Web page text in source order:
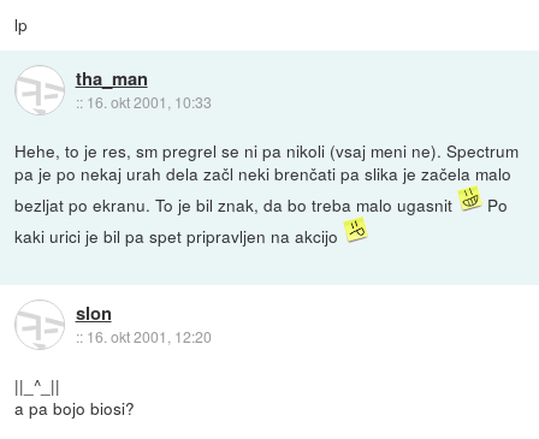
lp
tha_man
:: 16. okt 2001, 10:33
Hehe, to je res, sm pregrel se ni pa nikoli (vsaj meni ne). Spectrum
pa je po nekaj urah dela začl neki brenčati pa slika je začela malo
bezljat po ekranu. To je bil znak, da bo treba malo ugasnit
Po
kaki urici je bil pa spet pripravljen na akcijo
slon
:: 16. okt 2001, 12:20
||_^_||
a pa bojo biosi?